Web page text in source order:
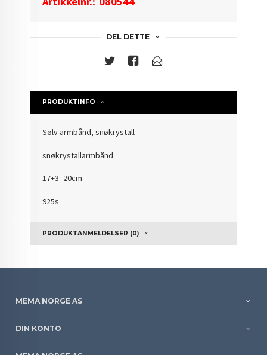
DEL DETTE
PRODUKTINFO
Sølv armbånd, snøkrystall
snøkrystallarmbånd
17+3=20cm
925s
PRODUKTANMELDELSER (0)
MEMA NORGE AS
DIN KONTO